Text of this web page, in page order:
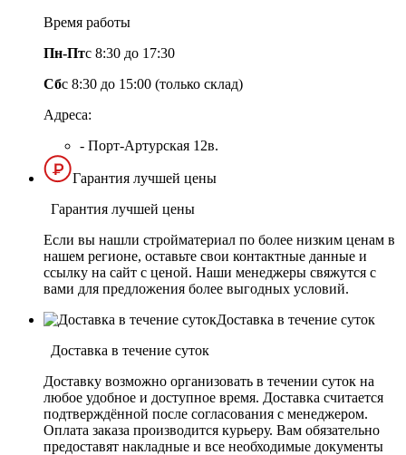
Время работы
Пн-Птс 8:30 до 17:30
Сбс 8:30 до 15:00 (только склад)
Адреса:
- Порт-Артурская 12в.
Гарантия лучшей цены
Гарантия лучшей цены
Если вы нашли стройматериал по более низким ценам в
нашем регионе, оставьте свои контактные данные и
ссылку на сайт с ценой. Наши менеджеры свяжутся с
вами для предложения более выгодных условий.
Доставка в течение суток
Доставка в течение суток
Доставку возможно организовать в течении суток на
любое удобное и доступное время. Доставка считается
подтверждённой после согласования с менеджером.
Оплата заказа производится курьеру. Вам обязательно
предоставят накладные и все необходимые документы